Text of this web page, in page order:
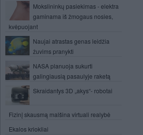
Mokslininkų pasiekimas - elektra
gaminama iš žmogaus nosies,
kvėpuojant
Naujai atrastas genas leidžia
žuvims pranykti
NASA planuoja sukurti
galingiausią pasaulyje raketą
Skraidantys 3D „akys“- robotai
Fizinį skausmą malšina virtuali realybė
Ekalos kriokliai